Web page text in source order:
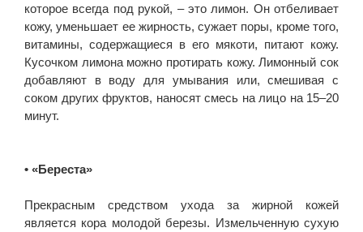
которое всегда под рукой, – это лимон. Он отбеливает
кожу, уменьшает ее жирность, сужает поры, кроме того,
витамины, содержащиеся в его мякоти, питают кожу.
Кусочком лимона можно протирать кожу. Лимонный сок
добавляют в воду для умывания или, смешивая с
соком других фруктов, наносят смесь на лицо на 15–20
минут.
• «Береста»
Прекрасным средством ухода за жирной кожей
является кора молодой березы. Измельченную сухую